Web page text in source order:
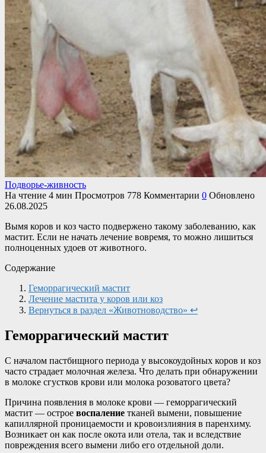
Подворье-живность
На чтение 4 мин Просмотров 778 Комментарии 0 Обновлено
26.08.2025
Вымя коров и коз часто подвержено такому заболеванию, как
мастит. Если не начать лечение вовремя, то можно лишиться
полноценных удоев от животного.
Содержание
Геморрагический мастит
Лечение мастита у коров или коз
Вернуться в раздел «Животноводство» ↩
Геморрагический мастит
С началом пастбищного периода у высокоудойных коров и коз
часто страдает молочная железа. Что делать при обнаружении
в молоке сгустков крови или молока розоватого цвета?
Причина появления в молоке крови — геморрагический
мастит — острое воспаление тканей вымени, повышение
капиллярной проницаемости и кровоизлияния в паренхиму.
Возникает он как после окота или отела, так и вследствие
повреждения всего вымени либо его отдельной доли.